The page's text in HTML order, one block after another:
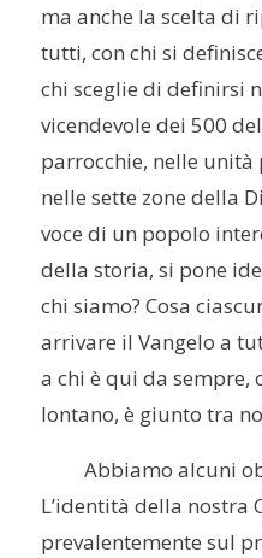
ma anche la scelta di
tutti, con chi si
chi sceglie di definirsi
vicendevole dei 500
parrocchie, nelle
nelle sette zone della
voce di un popolo
della storia, si pone
chi siamo? Cosa
arrivare il Vangelo a
a chi è qui da sempre,
lontano, è giunto tra
Abbiamo alcuni
L’identità della nostra
prevalentemente sul